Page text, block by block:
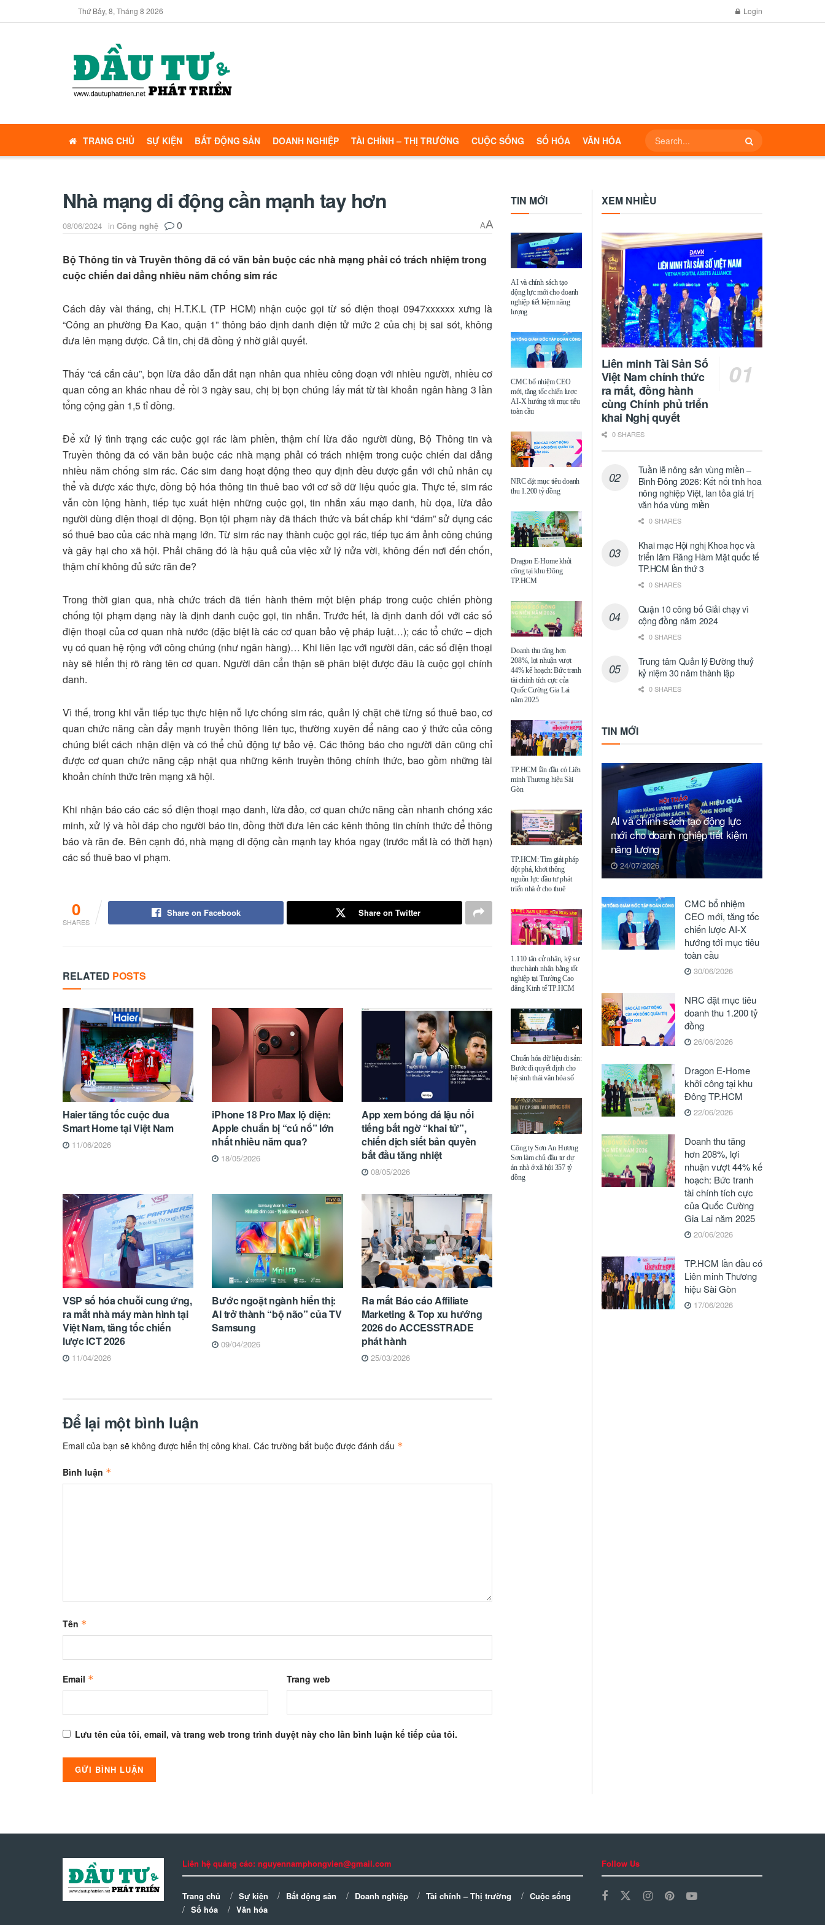
Thứ Bảy, 8, Tháng 8 2026 Login
TRANG CHỦ SỰ KIỆN BẤT ĐỘNG SẢN DOANH NGHIỆP TÀI CHÍNH – THỊ TRƯỜNG CUỘC SỐNG SỐ HÓA VĂN HÓA
Nhà mạng di động cần mạnh tay hơn
08/06/2024 in Công nghệ 0 AA
Bộ Thông tin và Truyền thông đã có văn bản buộc các nhà mạng phải có trách nhiệm trong
cuộc chiến dai dẳng nhiều năm chống sim rác
Cách đây vài tháng, chị H.T.K.L (TP HCM) nhận cuộc gọi từ số điện thoại 0947xxxxxx xưng là
“Công an phường Đa Kao, quận 1” thông báo định danh điện tử mức 2 của chị bị sai sót, không
đưa lên mạng được. Cả tin, chị đã đồng ý nhờ giải quyết.
Thấy “cá cắn câu”, bọn lừa đảo dẫn dắt nạn nhân qua nhiều công đoạn với nhiều người, nhiều cơ
quan công an khác nhau để rồi 3 ngày sau, chị bị bọn chúng lấy mất từ tài khoản ngân hàng 3 lần
tổng cộng gần 1,5 tỉ đồng.
Để xử lý tình trạng các cuộc gọi rác làm phiền, thậm chí lừa đảo người dùng, Bộ Thông tin và
Truyền thông đã có văn bản buộc các nhà mạng phải có trách nhiệm trong cuộc chiến dai dẳng
nhiều năm chống sim rác. Các sim đang hoạt động theo quy định đều được gắn với chủ nhân cụ
thể và được xác thực, đồng bộ hóa thông tin thuê bao với cơ sở dữ liệu quốc gia. Thực tế, sim rác
vẫn còn lộng hành, tiếp tục xuất hiện những cuộc gọi, tin nhắn xấu mạo danh, hù dọa, lừa đảo
người dùng điện thoại di động. Bọn tội phạm này đã thách thức và bất chấp khi “dám” sử dụng các
số thuê bao của các nhà mạng lớn. Từ sim rác nay thành cuộc gọi rác, tiếp tục ám ảnh công chúng
và gây hại cho xã hội. Phải chăng đó là hậu quả của việc xử lý nửa vời, không đến nơi đến chốn,
thậm chí không đủ sức răn đe?
Trong thời gian qua, nhà chức trách đã tiến hành thêm một biện pháp trong cuộc chiến phòng
chống tội phạm dạng này là định danh cuộc gọi, tin nhắn. Trước hết, là định danh đối với các số
điện thoại của cơ quan nhà nước (đặc biệt là các cơ quan bảo vệ pháp luật…); các tổ chức – dịch
vụ có quan hệ rộng với công chúng (như ngân hàng)… Khi liên lạc với người dân, các số điện thoại
này sẽ hiển thị rõ ràng tên cơ quan. Người dân cẩn thận sẽ phân biệt được đâu là cuộc gọi chính
danh.
Vì thế, trong khi vẫn tiếp tục thực hiện nỗ lực chống sim rác, quản lý chặt chẽ từng số thuê bao, cơ
quan chức năng cần đẩy mạnh truyền thông liên tục, thường xuyên để nâng cao ý thức của công
chúng biết cách nhận diện và có thể chủ động tự bảo vệ. Các thông báo cho người dân cũng chỉ
được cơ quan chức năng cập nhật qua những kênh truyền thông chính thức, bao gồm những tài
khoản chính thức trên mạng xã hội.
Khi nhận báo cáo các số điện thoại mạo danh, lừa đảo, cơ quan chức năng cần nhanh chóng xác
minh, xử lý và hồi đáp cho người báo tin, đồng thời đưa lên các kênh thông tin chính thức để thông
báo và răn đe. Bên cạnh đó, nhà mạng di động cần mạnh tay khóa ngay (trước mắt là có thời hạn)
các số thuê bao vi phạm.
0
SHARES
Share on Facebook Share on Twitter
RELATED POSTS
Haier tăng tốc cuộc đua
Smart Home tại Việt Nam
11/06/2026
iPhone 18 Pro Max lộ diện:
Apple chuẩn bị “cú nổ” lớn
nhất nhiều năm qua?
18/05/2026
App xem bóng đá lậu nổi
tiếng bất ngờ “khai tử”,
chiến dịch siết bản quyền
bắt đầu tăng nhiệt
08/05/2026
VSP số hóa chuỗi cung ứng,
ra mắt nhà máy màn hình tại
Việt Nam, tăng tốc chiến
lược ICT 2026
11/04/2026
Bước ngoặt ngành hiển thị:
AI trở thành “bộ não” của TV
Samsung
09/04/2026
Ra mắt Báo cáo Affiliate
Marketing & Top xu hướng
2026 do ACCESSTRADE
phát hành
25/03/2026
Để lại một bình luận
Email của bạn sẽ không được hiển thị công khai. Các trường bắt buộc được đánh dấu *
Bình luận *
Tên *
Email * Trang web
Lưu tên của tôi, email, và trang web trong trình duyệt này cho lần bình luận kế tiếp của tôi.
TIN MỚI
AI và chính sách tạo
động lực mới cho doanh
nghiệp tiết kiệm năng
lượng
CMC bổ nhiệm CEO
mới, tăng tốc chiến lược
AI-X hướng tới mục tiêu
toàn cầu
NRC đặt mục tiêu doanh
thu 1.200 tỷ đồng
Dragon E-Home khởi
công tại khu Đông
TP.HCM
Doanh thu tăng hơn
208%, lợi nhuận vượt
44% kế hoạch: Bức tranh
tài chính tích cực của
Quốc Cường Gia Lai
năm 2025
TP.HCM lần đầu có Liên
minh Thương hiệu Sài
Gòn
TP.HCM: Tìm giải pháp
đột phá, khơi thông
nguồn lực đầu tư phát
triển nhà ở cho thuê
1.110 tân cử nhân, kỹ sư
thực hành nhận bằng tốt
nghiệp tại Trường Cao
đẳng Kinh tế TP.HCM
Chuẩn hóa dữ liệu di sản:
Bước đi quyết định cho
hệ sinh thái văn hóa số
Công ty Sơn An Hương
Sơn làm chủ đầu tư dự
án nhà ở xã hội 357 tỷ
đồng
XEM NHIỀU
Liên minh Tài Sản Số
Việt Nam chính thức
ra mắt, đồng hành
cùng Chính phủ triển
khai Nghị quyết
0 SHARES
Tuần lễ nông sản vùng miền –
Bình Đông 2026: Kết nối tinh hoa
nông nghiệp Việt, lan tỏa giá trị
văn hóa vùng miền
0 SHARES
Khai mạc Hội nghị Khoa học và
triển lãm Răng Hàm Mặt quốc tế
TP.HCM lần thứ 3
0 SHARES
Quận 10 công bố Giải chạy vì
cộng đồng năm 2024
0 SHARES
Trung tâm Quản lý Đường thuỷ
kỷ niệm 30 năm thành lập
0 SHARES
TIN MỚI
AI và chính sách tạo động lực
mới cho doanh nghiệp tiết kiệm
năng lượng
24/07/2026
CMC bổ nhiệm
CEO mới, tăng tốc
chiến lược AI-X
hướng tới mục tiêu
toàn cầu
30/06/2026
NRC đặt mục tiêu
doanh thu 1.200 tỷ
đồng
26/06/2026
Dragon E-Home
khởi công tại khu
Đông TP.HCM
22/06/2026
Doanh thu tăng
hơn 208%, lợi
nhuận vượt 44% kế
hoạch: Bức tranh
tài chính tích cực
của Quốc Cường
Gia Lai năm 2025
20/06/2026
TP.HCM lần đầu có
Liên minh Thương
hiệu Sài Gòn
17/06/2026
Liên hệ quảng cáo: nguyennamphongvien@gmail.com
Trang chủ Sự kiện Bất động sản Doanh nghiệp Tài chính – Thị trường
Cuộc sống
Số hóa
Văn hóa
Follow Us